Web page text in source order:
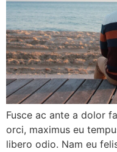
Fusce ac ante a dolor
orci, maximus eu
libero odio. Nam eu